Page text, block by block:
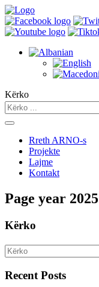
Kërko
Rreth ARNO-s
Projekte
Lajme
Kontakt
Page year 2025
Kërko
Recent Posts